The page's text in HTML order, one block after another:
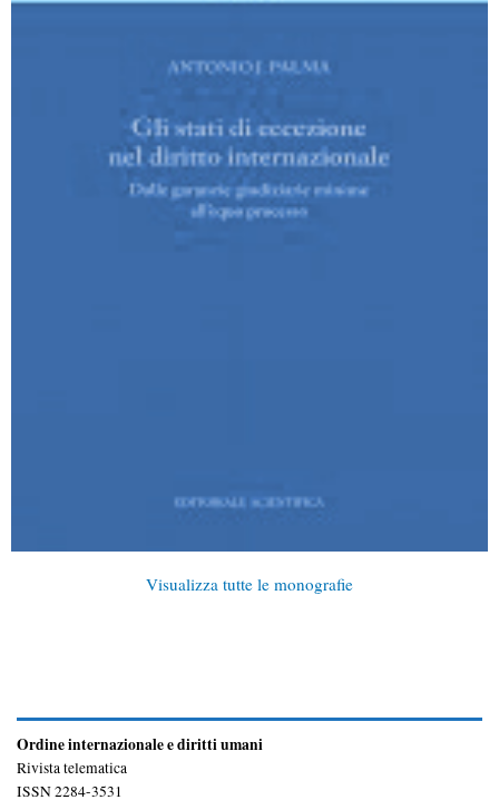
Visualizza tutte le monografie
Ordine internazionale e diritti umani
Rivista telematica
ISSN 2284-3531